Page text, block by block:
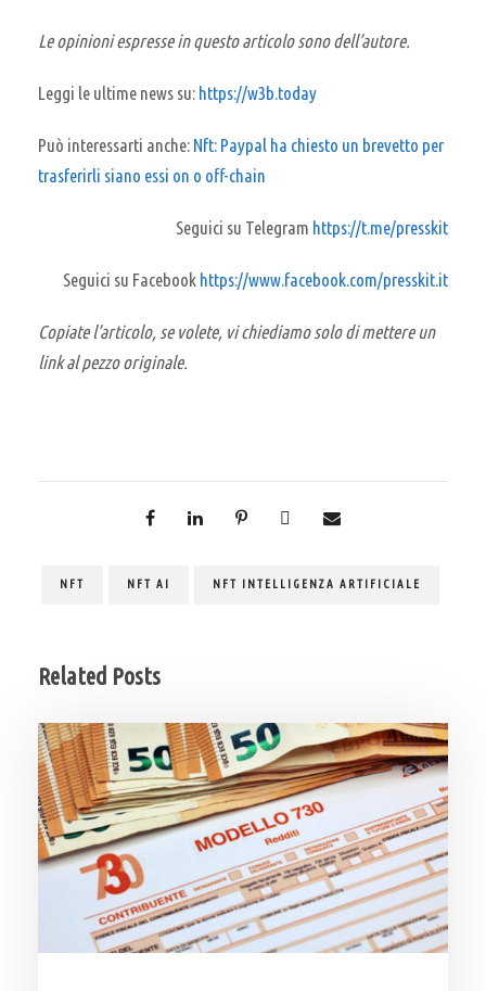
Le opinioni espresse in questo articolo sono dell’autore.
Leggi le ultime news su: https://w3b.today
Può interessarti anche: Nft: Paypal ha chiesto un brevetto per
trasferirli siano essi on o off-chain
Seguici su Telegram https://t.me/presskit
Seguici su Facebook https://www.facebook.com/presskit.it
Copiate l’articolo, se volete, vi chiediamo solo di mettere un
link al pezzo originale.
NFT NFT AI NFT INTELLIGENZA ARTIFICIALE
Related Posts